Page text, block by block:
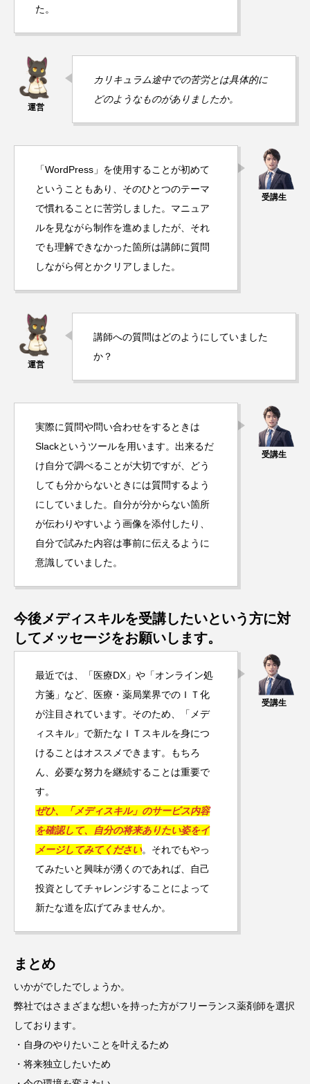
た。
カリキュラム途中での苦労とは具体的に
どのようなものがありましたか。
「WordPress」を使用することが初めて
ということもあり、そのひとつのテーマ
で慣れることに苦労しました。マニュア
ルを見ながら制作を進めましたが、それ
でも理解できなかった箇所は講師に質問
しながら何とかクリアしました。
講師への質問はどのようにしていました
か？
実際に質問や問い合わせをするときは
Slackというツールを用います。出来るだ
け自分で調べることが大切ですが、どう
しても分からないときには質問するよう
にしていました。自分が分からない箇所
が伝わりやすいよう画像を添付したり、
自分で試みた内容は事前に伝えるように
意識していました。
今後メディスキルを受講したいという方に対
してメッセージをお願いします。
最近では、「医療DX」や「オンライン処
方箋」など、医療・薬局業界でのＩＴ化
が注目されています。そのため、「メデ
ィスキル」で新たなＩＴスキルを身につ
けることはオススメできます。もちろ
ん、必要な努力を継続することは重要で
す。
ぜひ、「メディスキル」のサービス内容
を確認して、自分の将来ありたい姿をイ
メージしてみてください。それでもやっ
てみたいと興味が湧くのであれば、自己
投資としてチャレンジすることによって
新たな道を広げてみませんか。
まとめ
いかがでしたでしょうか。
弊社ではさまざまな想いを持った方がフリーランス薬剤師を選択
しております。
・自身のやりたいことを叶えるため
・将来独立したいため